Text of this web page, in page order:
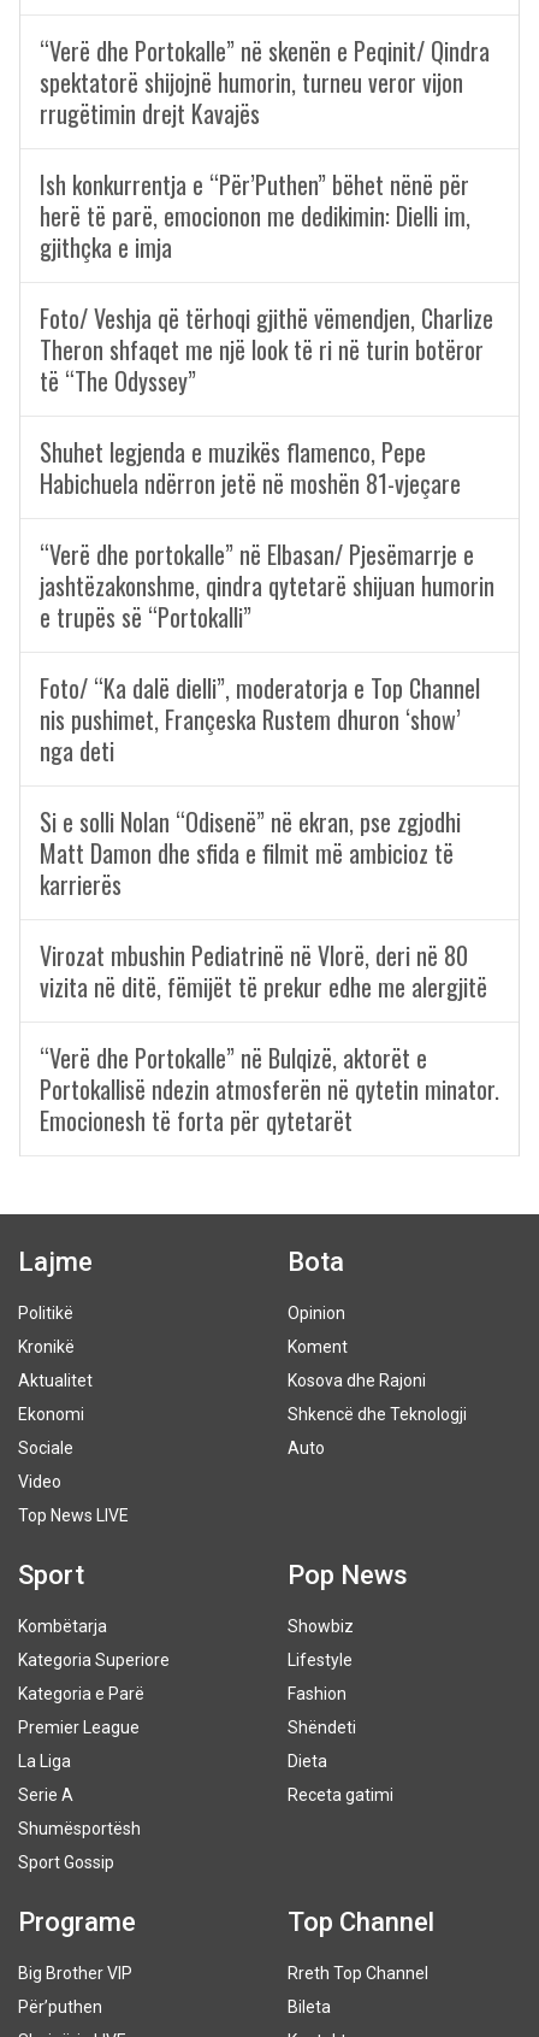
“Verë dhe Portokalle” në skenën e Peqinit/ Qindra
spektatorë shijojnë humorin, turneu veror vijon
rrugëtimin drejt Kavajës
Ish konkurrentja e “Për’Puthen” bëhet nënë për
herë të parë, emocionon me dedikimin: Dielli im,
gjithçka e imja
Foto/ Veshja që tërhoqi gjithë vëmendjen, Charlize
Theron shfaqet me një look të ri në turin botëror
të “The Odyssey”
Shuhet legjenda e muzikës flamenco, Pepe
Habichuela ndërron jetë në moshën 81-vjeçare
“Verë dhe portokalle” në Elbasan/ Pjesëmarrje e
jashtëzakonshme, qindra qytetarë shijuan humorin
e trupës së “Portokalli”
Foto/ “Ka dalë dielli”, moderatorja e Top Channel
nis pushimet, Françeska Rustem dhuron ‘show’
nga deti
Si e solli Nolan “Odisenë” në ekran, pse zgjodhi
Matt Damon dhe sfida e filmit më ambicioz të
karrierës
Virozat mbushin Pediatrinë në Vlorë, deri në 80
vizita në ditë, fëmijët të prekur edhe me alergjitë
“Verë dhe Portokalle” në Bulqizë, aktorët e
Portokallisë ndezin atmosferën në qytetin minator.
Emocionesh të forta për qytetarët
Lajme
Politikë
Kronikë
Aktualitet
Ekonomi
Sociale
Video
Top News LIVE
Bota
Opinion
Koment
Kosova dhe Rajoni
Shkencë dhe Teknologji
Auto
Sport
Kombëtarja
Kategoria Superiore
Kategoria e Parë
Premier League
La Liga
Serie A
Shumësportësh
Sport Gossip
Pop News
Showbiz
Lifestyle
Fashion
Shëndeti
Dieta
Receta gatimi
Programe
Big Brother VIP
Për’puthen
Top Channel
Rreth Top Channel
Bileta